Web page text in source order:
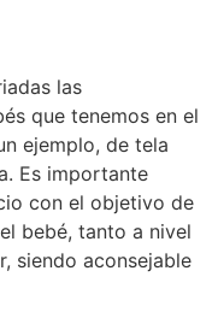
las
que tenemos en el
ejemplo, de tela
Es importante
con el objetivo de
bebé, tanto a nivel
siendo aconsejable